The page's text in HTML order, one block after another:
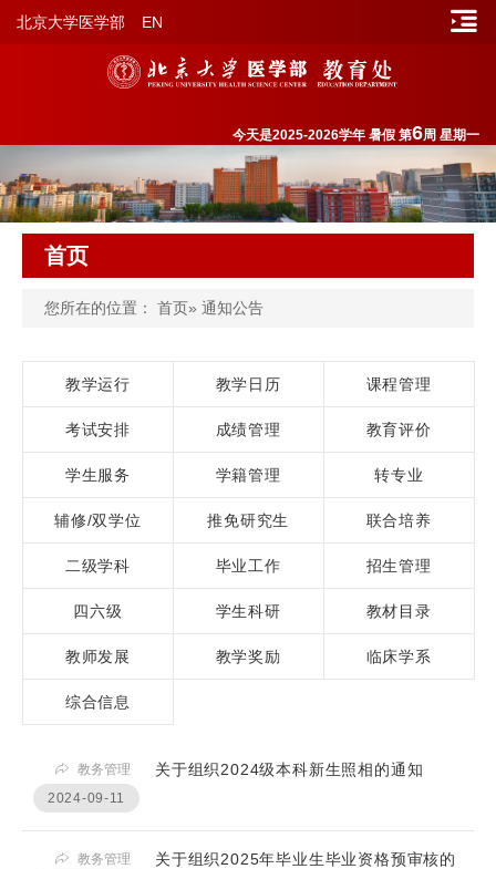
北京大学医学部 EN
今天是2025-2026学年 暑假 第6周 星期一
首页
您所在的位置： 首页» 通知公告
教学运行 教学日历 课程管理
考试安排 成绩管理 教育评价
学生服务 学籍管理 转专业
辅修/双学位 推免研究生 联合培养
二级学科 毕业工作 招生管理
四六级 学生科研 教材目录
教师发展 教学奖励 临床学系
综合信息
教务管理
2024-09-11
关于组织2024级本科新生照相的通知
教务管理
关于组织2025年毕业生毕业资格预审核的